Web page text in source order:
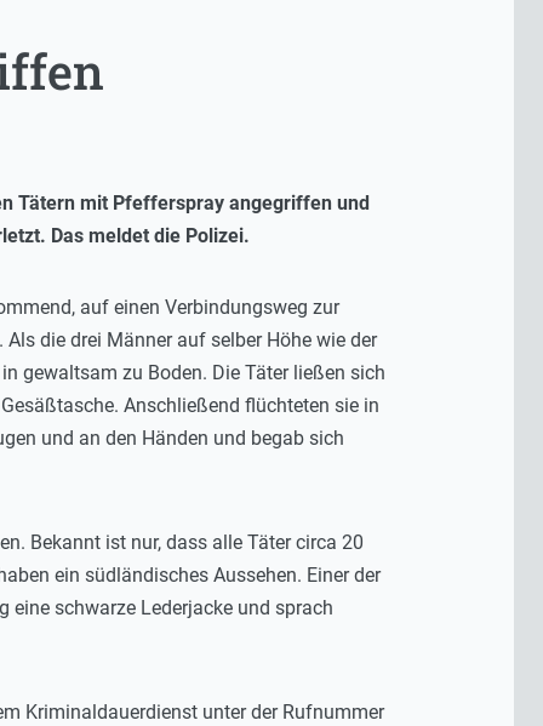
Tätern mit Pfefferspray angegriffen und
Das meldet die Polizei.
auf einen Verbindungsweg zur
die drei Männer auf selber Höhe wie der
gewaltsam zu Boden. Die Täter ließen sich
Anschließend flüchteten sie in
und an den Händen und begab sich
Bekannt ist nur, dass alle Täter circa 20
ein südländisches Aussehen. Einer der
eine schwarze Lederjacke und sprach
Kriminaldauerdienst unter der Rufnummer